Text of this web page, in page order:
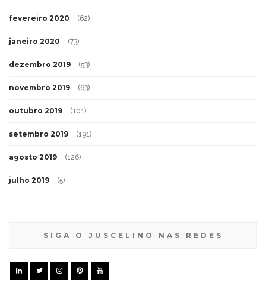
fevereiro 2020 (62)
janeiro 2020 (73)
dezembro 2019 (53)
novembro 2019 (63)
outubro 2019 (101)
setembro 2019 (191)
agosto 2019 (126)
julho 2019 (5)
SIGA O JUSCELINO NAS REDES